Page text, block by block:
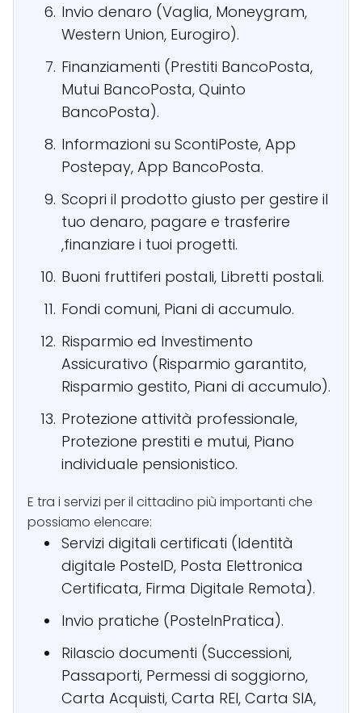
Invio denaro (Vaglia, Moneygram,
Western Union, Eurogiro).
Finanziamenti (Prestiti BancoPosta,
Mutui BancoPosta, Quinto
BancoPosta).
Informazioni su ScontiPoste, App
Postepay, App BancoPosta.
Scopri il prodotto giusto per gestire il
tuo denaro, pagare e trasferire
,finanziare i tuoi progetti.
Buoni fruttiferi postali, Libretti postali.
Fondi comuni, Piani di accumulo.
Risparmio ed Investimento
Assicurativo (Risparmio garantito,
Risparmio gestito, Piani di accumulo).
Protezione attività professionale,
Protezione prestiti e mutui, Piano
individuale pensionistico.
E tra i servizi per il cittadino più importanti che
possiamo elencare:
Servizi digitali certificati (Identità
digitale PosteID, Posta Elettronica
Certificata, Firma Digitale Remota).
Invio pratiche (PosteInPratica).
Rilascio documenti (Successioni,
Passaporti, Permessi di soggiorno,
Carta Acquisti, Carta REI, Carta SIA,